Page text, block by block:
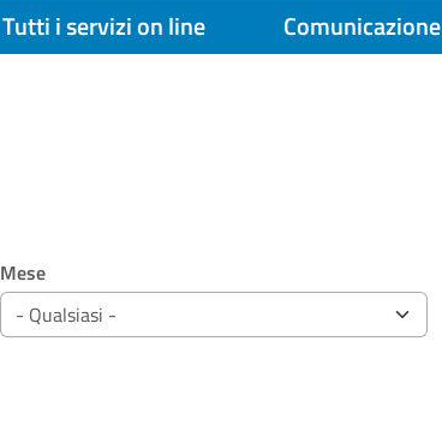
Tutti i servizi on line Comunicazione
Mese